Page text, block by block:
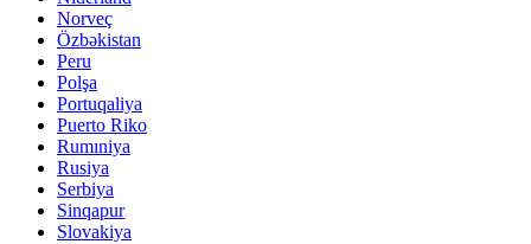
Norveç
Özbəkistan
Peru
Polşa
Portuqaliya
Puerto Riko
Rumıniya
Rusiya
Serbiya
Sinqapur
Slovakiya